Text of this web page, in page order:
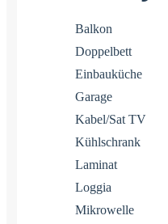
Balkon
Doppelbett
Einbauküche
Garage
Kabel/Sat TV
Kühlschrank
Laminat
Loggia
Mikrowelle